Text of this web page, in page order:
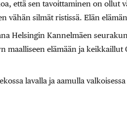
että sen tavoittaminen on ollut
vähän silmät ristissä. Elän
Helsingin Kannelmäen
elämään ja keikkaillut
lavalla ja aamulla